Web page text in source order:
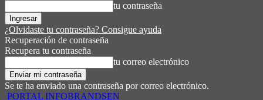
tu contraseña
¿Olvidaste tu contraseña? Consigue ayuda
Recuperación de contraseña
Recupera tu contraseña
tu correo electrónico
Se te ha enviado una contraseña por correo electrónico.
PORTAL INFOBRANDSEN